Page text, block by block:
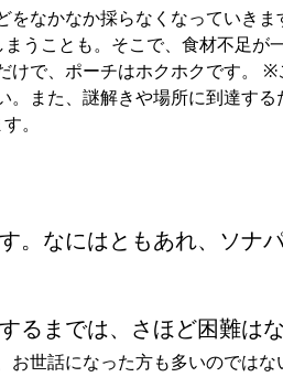
なかなか採らなくなっていき
うことも。そこで、食材不足が
で、ポーチはホクホクです。
また、謎解きや場所に到達す
。
。なにはともあれ、ソナ
までは、さほど困難はな
世話になった方も多いのではな